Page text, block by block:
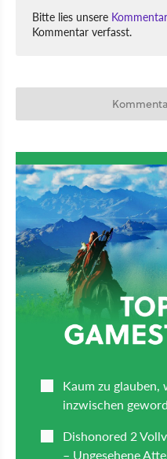
Bitte lies unsere
Kommentar verfasst.